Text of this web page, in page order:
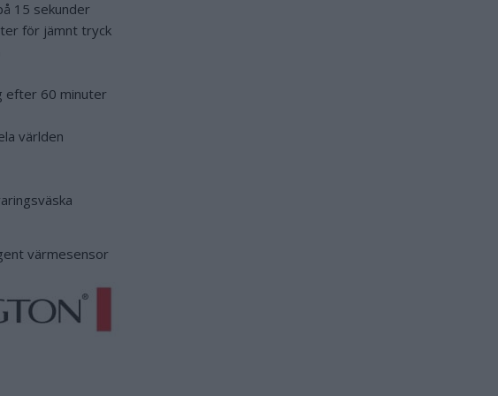
15 sekunder
för jämnt tryck
efter 60 minuter
världen
värmesensor